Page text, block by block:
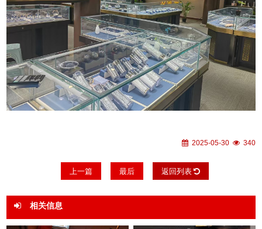
2025-05-30 340
上一篇 最后 返回列表
相关信息